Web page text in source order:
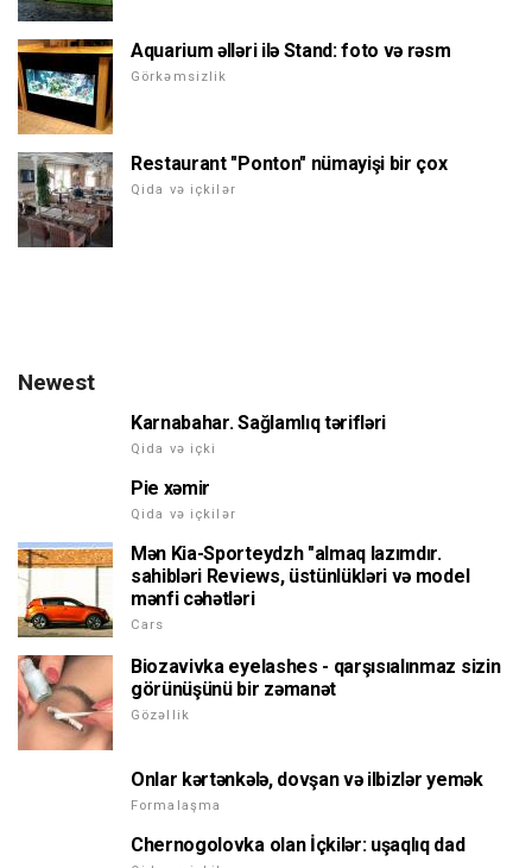
Aquarium əlləri ilə Stand: foto və rəsm
Görkəmsizlik
Restaurant "Ponton" nümayişi bir çox
Qida və içkilər
Newest
Karnabahar. Sağlamlıq tərifləri
Qida və içki
Pie xəmir
Qida və içkilər
Mən Kia-Sporteydzh "almaq lazımdır.
sahibləri Reviews, üstünlükləri və model
mənfi cəhətləri
Cars
Biozavivka eyelashes - qarşısıalınmaz sizin
görünüşünü bir zəmanət
Gözəllik
Onlar kərtənkələ, dovşan və ilbizlər yemək
Formalaşma
Chernogolovka olan İçkilər: uşaqlıq dad